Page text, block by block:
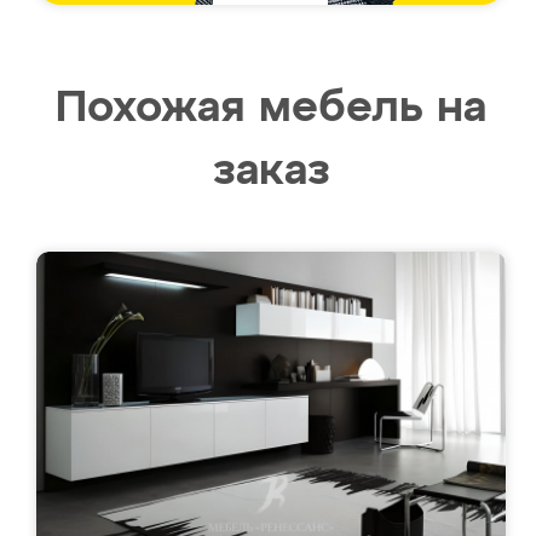
Похожая мебель на
заказ